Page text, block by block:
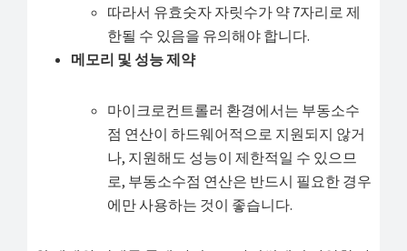
따라서 유효숫자 자릿수가 약 7자리로 제
한될 수 있음을 유의해야 합니다.
메모리 및 성능 제약
마이크로컨트롤러 환경에서는 부동소수
점 연산이 하드웨어적으로 지원되지 않거
나, 지원해도 성능이 제한적일 수 있으므
로, 부동소수점 연산은 반드시 필요한 경우
에만 사용하는 것이 좋습니다.